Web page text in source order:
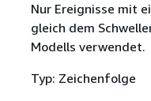
Nur Ereignisse mit
gleich dem
Modells verwendet.
Typ: Zeichenfolge